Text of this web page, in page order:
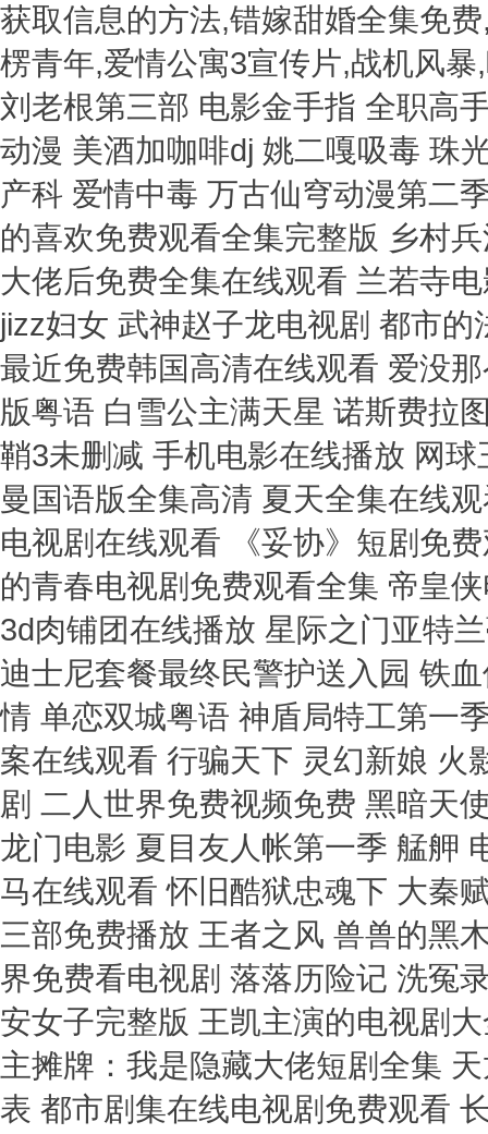
获取信息的方法,错嫁甜婚全集免
楞青年,爱情公寓3宣传片,战机风暴
刘老根第三部 电影金手指 全职高
动漫 美酒加咖啡dj 姚二嘎吸毒 珠
产科 爱情中毒 万古仙穹动漫第二
的喜欢免费观看全集完整版 乡村
大佬后免费全集在线观看 兰若寺
jizz妇女 武神赵子龙电视剧 都市
最近免费韩国高清在线观看 爱没
版粤语 白雪公主满天星 诺斯费拉
鞘3未删减 手机电影在线播放 网
曼国语版全集高清 夏天全集在线
电视剧在线观看 《妥协》短剧免
的青春电视剧免费观看全集 帝皇
3d肉铺团在线播放 星际之门亚特
迪士尼套餐最终民警护送入园 铁
情 单恋双城粤语 神盾局特工第一
案在线观看 行骗天下 灵幻新娘 火
剧 二人世界免费视频免费 黑暗天
龙门电影 夏目友人帐第一季 艋舺
马在线观看 怀旧酷狱忠魂下 大秦
三部免费播放 王者之风 兽兽的黑
界免费看电视剧 落落历险记 洗冤
安女子完整版 王凯主演的电视剧
主摊牌：我是隐藏大佬短剧全集
表 都市剧集在线电视剧免费观看